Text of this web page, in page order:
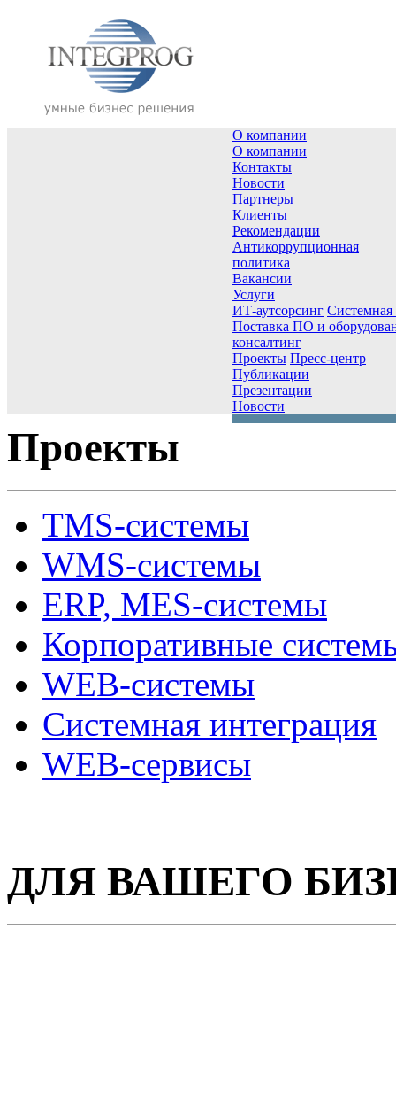
О компании
О компании
Контакты
Новости
Партнеры
Клиенты
Рекомендации
Антикоррупционная
политика
Вакансии
Услуги
ИТ-аутсорсинг Системная
Поставка ПО и
консалтинг
Проекты Пресс-центр
Публикации
Презентации
Новости
Проекты
TMS-системы
WMS-системы
ERP, MES-системы
Корпоративные
WEB-системы
Системная интеграция
WEB-сервисы
ДЛЯ ВАШЕГО